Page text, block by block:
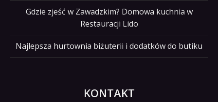
Gdzie zjeść w Zawadzkim? Domowa kuchnia w
Restauracji Lido
Najlepsza hurtownia biżuterii i dodatków do butiku
KONTAKT